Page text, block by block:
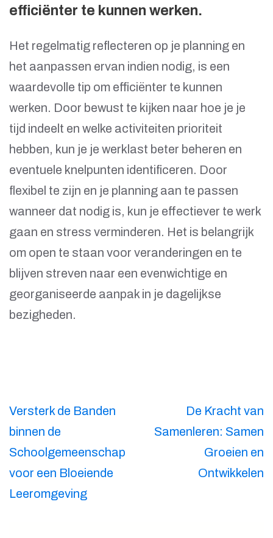
efficiënter te kunnen werken.
Het regelmatig reflecteren op je planning en
het aanpassen ervan indien nodig, is een
waardevolle tip om efficiënter te kunnen
werken. Door bewust te kijken naar hoe je je
tijd indeelt en welke activiteiten prioriteit
hebben, kun je je werklast beter beheren en
eventuele knelpunten identificeren. Door
flexibel te zijn en je planning aan te passen
wanneer dat nodig is, kun je effectiever te werk
gaan en stress verminderen. Het is belangrijk
om open te staan voor veranderingen en te
blijven streven naar een evenwichtige en
georganiseerde aanpak in je dagelijkse
bezigheden.
Berichtnavigatie
Versterk de Banden
binnen de
Schoolgemeenschap
voor een Bloeiende
Leeromgeving
De Kracht van
Samenleren: Samen
Groeien en
Ontwikkelen